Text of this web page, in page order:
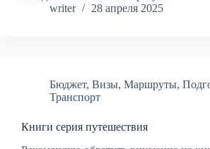
writer
28 апреля 2025
Бюджет, Визы, Маршруты,
Транспорт
Книги серия путешествия